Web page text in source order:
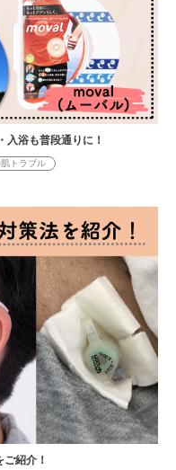
入浴も普段通りに！
トラブル
紹介！